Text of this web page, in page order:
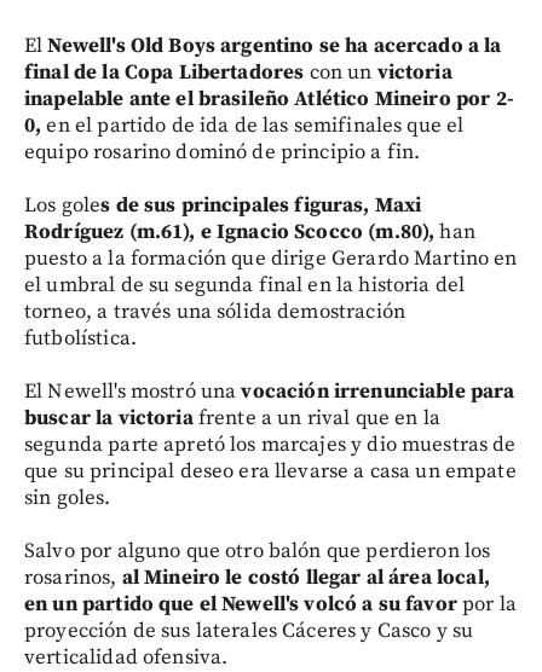
ElNewell's Old Boys argentino se ha acercado a la
final de la Copa Libertadores con un victoria
inapelable ante el brasileño Atlético Mineiro por 2-
0, en el partido de ida de las semifinales que el
equipo rosarino dominó de principio a fin.
Los goles de sus principales figuras, Maxi
Rodríguez (m.61), e Ignacio Scocco (m.80), han
puesto a la formación que dirige Gerardo Martino en
el umbral de su segunda final en la historia del
torneo, a través una sólida demostración
futbolística.
El Newell's mostró unavocación irrenunciable para
buscar la victoriafrente a un rival que en la
segunda parte apretó los marcajes y dio muestras de
que su principal deseo era llevarse a casa un empate
sin goles.
Salvo por alguno que otro balón que perdieron los
rosarinos, al Mineiro le costó llegar al área local,
en un partido que el Newell's volcó a su favorpor la
proyección de sus laterales Cáceres y Casco y su
verticalidad ofensiva.